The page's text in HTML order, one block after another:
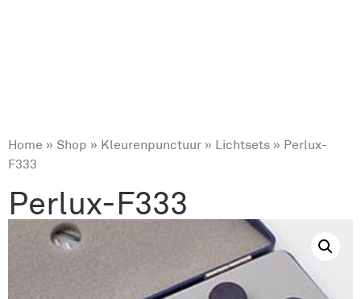
Home » Shop » Kleurenpunctuur » Lichtsets » Perlux-
F333
Perlux-F333